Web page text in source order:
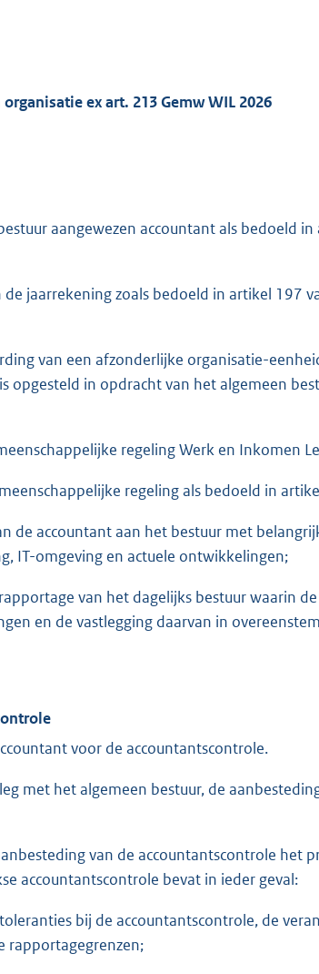
ex art. 213 Gemw WIL 2026
aangewezen accountant als bedoeld
jaarrekening zoals bedoeld in artikel 197
van een afzonderlijke organisatie-
opgesteld in opdracht van het algemeen
regeling Werk en Inkomen
regeling als bedoeld in
de accountant aan het bestuur met
IT-omgeving en actuele ontwikkelingen;
van het dagelijks bestuur waarin
en de vastlegging daarvan in
voor de accountantscontrole.
met het algemeen bestuur, de
van de accountantscontrole het
accountantscontrole bevat in ieder geval:
bij de accountantscontrole, de
rapportagegrenzen;